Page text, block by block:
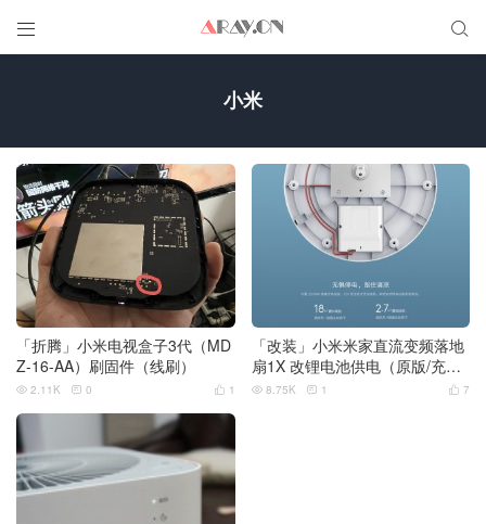
 
小米
「折腾」小米电视盒子3代（MD
Z-16-AA）刷固件（线刷）
 1
 2.11K  0
「改装」小米米家直流变频落地
扇1X 改锂电池供电（原版/充电
宝/DIY电池包3个方案）
 7
 8.75K  1